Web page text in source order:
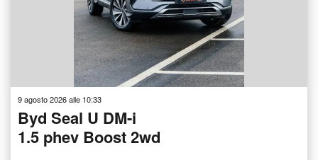
9 agosto 2026 alle 10:33
Byd Seal U DM-i
1.5 phev Boost 2wd